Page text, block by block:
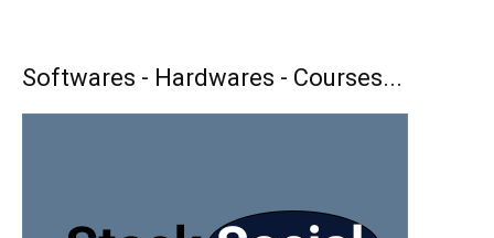
Softwares - Hardwares - Courses...